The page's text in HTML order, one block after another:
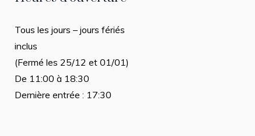
Tous les jours – jours fériés
inclus
(Fermé les 25/12 et 01/01)
De 11:00 à 18:30
Dernière entrée : 17:30